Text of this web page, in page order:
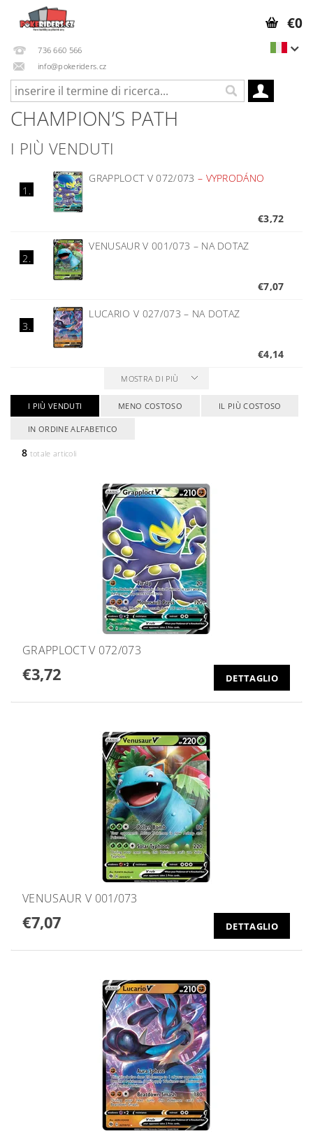
736 660 566
info@pokeriders.cz
€0
CHAMPION’S PATH
I PIÙ VENDUTI
1.
GRAPPLOCT V 072/073 – VYPRODÁNO
€3,72
2.
VENUSAUR V 001/073 – NA DOTAZ
€7,07
3.
LUCARIO V 027/073– NA DOTAZ
€4,14
MOSTRA DI PIÙ
I PIÙ VENDUTI MENO COSTOSO IL PIÙ COSTOSO
IN ORDINE ALFABETICO
8 totale articoli
GRAPPLOCT V 072/073
€3,72 DETTAGLIO
VENUSAUR V 001/073
€7,07 DETTAGLIO